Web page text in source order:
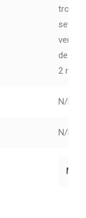
set
de
2
N/D
N/D